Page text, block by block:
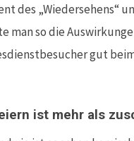
des „Wiedersehens“
man so die
gut
ist mehr als